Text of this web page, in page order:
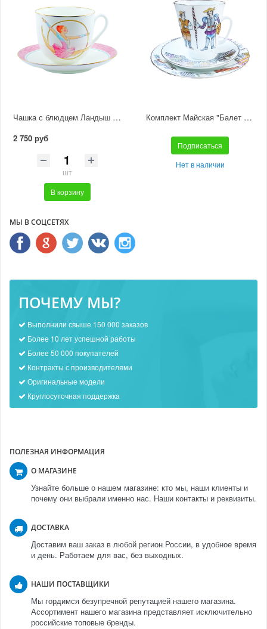
Чашка с блюдцем Ландыш "Обруч"
2 750 руб
шт
В корзину
Комплект Майская "Балет Дон Кихот" (из 3-х предметов)
Подписаться
Нет в наличии
МЫ В СОЦСЕТЯХ
ПОЧЕМУ МЫ?
Выполнили свыше 150 000 заказов
Более 10 лет успешной работы
Более 50 000 покупателей
Контракты с производителями
Оригинальные модели
Круглосуточная поддержка
ПОЛЕЗНАЯ ИНФОРМАЦИЯ
О МАГАЗИНЕ
Узнайте больше о нашем магазине: кто мы, наши клиенты и
почему они выбрали именно нас. Наши контакты и реквизиты.
ДОСТАВКА
Доставим ваш заказ в любой регион России, в удобное время
и день. Работаем для вас, без выходных.
НАШИ ПОСТАВЩИКИ
Мы гордимся безупречной репутацией нашего магазина.
Ассортимент нашего магазина представляет исключительно
российские топовые бренды.